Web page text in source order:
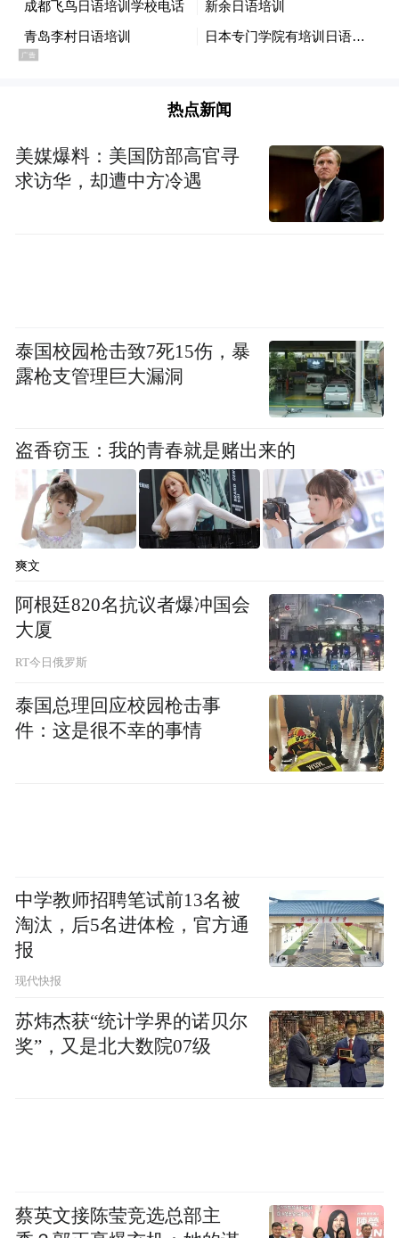
热点新闻
美媒爆料：美国防部高官寻
求访华，却遭中方冷遇
泰国校园枪击致7死15伤，暴
露枪支管理巨大漏洞
盗香窃玉：我的青春就是赌出来的
爽文
阿根廷820名抗议者爆冲国会
大厦
RT今日俄罗斯
泰国总理回应校园枪击事
件：这是很不幸的事情
中学教师招聘笔试前13名被
淘汰，后5名进体检，官方通
报
现代快报
苏炜杰获“统计学界的诺贝尔
奖”，又是北大数院07级
蔡英文接陈莹竞选总部主